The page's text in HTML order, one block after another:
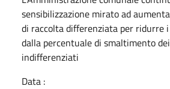
sensibilizzazione mirato ad
di raccolta differenziata per ridurre
dalla percentuale di smaltimento
indifferenziati
Data :